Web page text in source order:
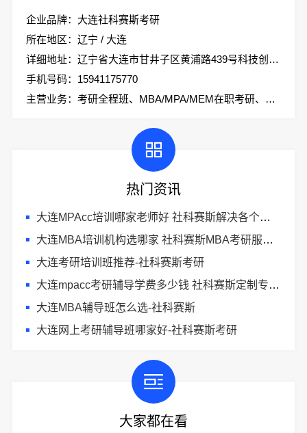
企业品牌：大连社科赛斯考研
所在地区：辽宁 / 大连
详细地址：辽宁省大连市甘井子区黄浦路439号科技创业大厦2楼社科赛斯考研
手机号码：15941175770
主营业务：考研全程班、MBA/MPA/MEM在职考研、会计专硕、考研集训营
热门资讯
大连MPAcc培训哪家老师好 社科赛斯解决各个阶段备考需求
大连MBA培训机构选哪家 社科赛斯MBA考研服务人才伴您成长
大连考研培训班推荐-社科赛斯考研
大连mpacc考研辅导学费多少钱 社科赛斯定制专业辅导规划
大连MBA辅导班怎么选-社科赛斯
大连网上考研辅导班哪家好-社科赛斯考研
大家都在看